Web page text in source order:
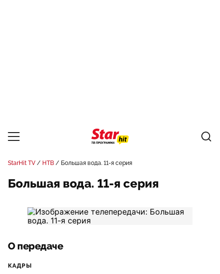
StarHit TV НТВ Большая вода. 11-я серия
Большая вода. 11-я серия
О передаче
КАДРЫ